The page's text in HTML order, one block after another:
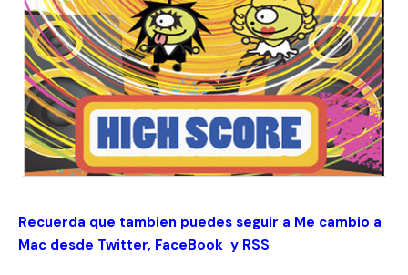
Recuerda que tambien puedes seguir a Me cambio a
Mac desde Twitter, FaceBook y RSS